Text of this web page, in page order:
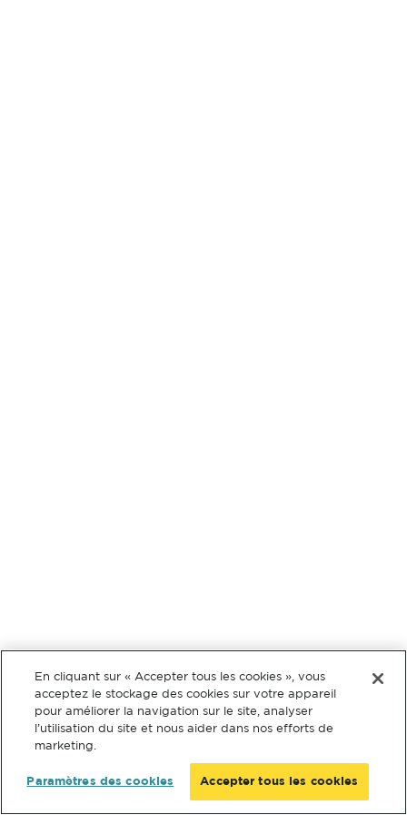
En cliquant sur « Accepter tous les cookies », vous
acceptez le stockage des cookies sur votre appareil
pour améliorer la navigation sur le site, analyser
l’utilisation du site et nous aider dans nos efforts de
marketing.
Paramètres des cookies Accepter tous les cookies